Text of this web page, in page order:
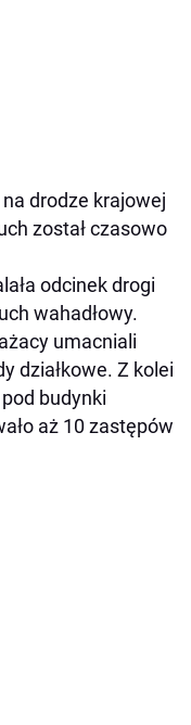
na drodze krajowej
został czasowo
odcinek drogi
wahadłowy.
umacniali
działkowe. Z kolei
budynki
aż 10 zastępów